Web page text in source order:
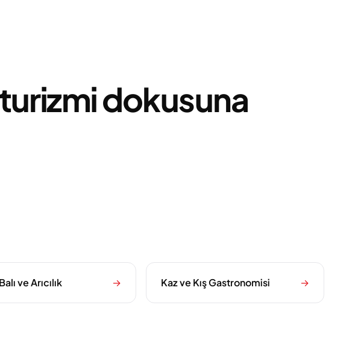
dokusuna
ve Arıcılık → Kaz ve Kış Gastronomisi →